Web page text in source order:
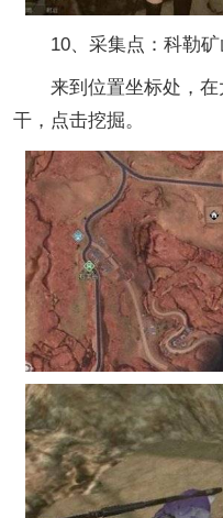
10、采集点：科勒矿
来到位置坐标处，在
干，点击挖掘。